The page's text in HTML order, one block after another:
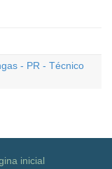
- PR - Técnico
inicial